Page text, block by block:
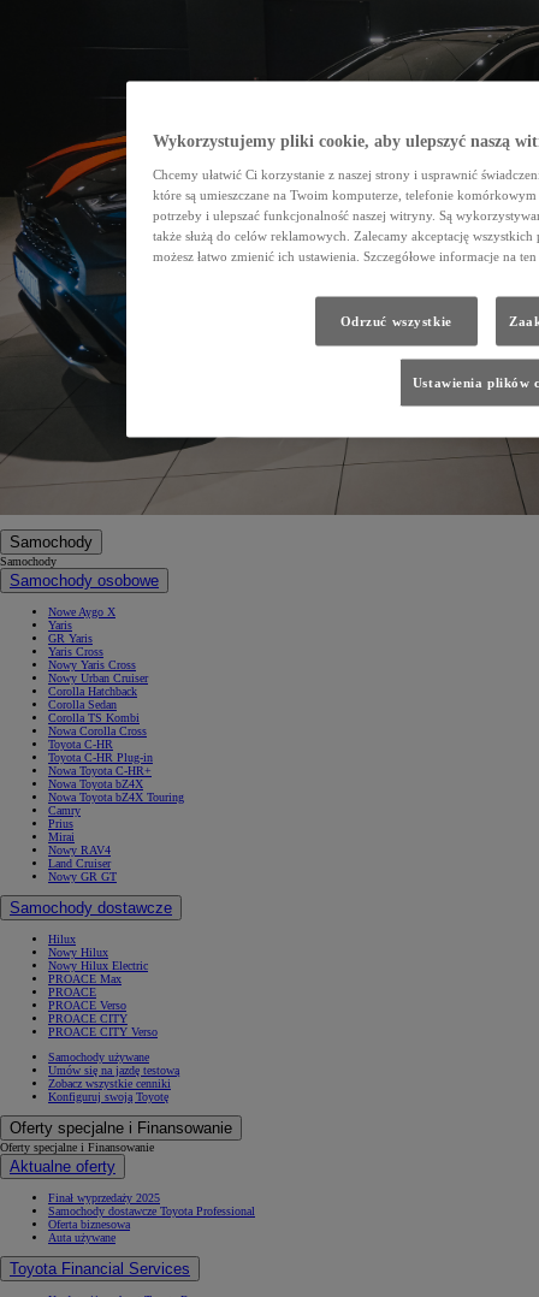
Samochody
Samochody
Samochody osobowe
Nowe Aygo X
Yaris
GR Yaris
Yaris Cross
Nowy Yaris Cross
Nowy Urban Cruiser
Corolla Hatchback
Corolla Sedan
Corolla TS Kombi
Nowa Corolla Cross
Toyota C-HR
Toyota C-HR Plug-in
Nowa Toyota C-HR+
Nowa Toyota bZ4X
Nowa Toyota bZ4X Touring
Camry
Prius
Mirai
Nowy RAV4
Land Cruiser
Nowy GR GT
Samochody dostawcze
Hilux
Nowy Hilux
Nowy Hilux Electric
PROACE Max
PROACE
PROACE Verso
PROACE CITY
PROACE CITY Verso
Samochody używane
Umów się na jazdę testową
Zobacz wszystkie cenniki
Konfiguruj swoją Toyotę
Oferty specjalne i Finansowanie
Oferty specjalne i Finansowanie
Aktualne oferty
Finał wyprzedaży 2025
Samochody dostawcze Toyota Professional
Oferta biznesowa
Auta używane
Toyota Financial Services
Wykorzystujemy pliki cookie, aby ulepszyć naszą
Chcemy ułatwić Ci korzystanie z naszej strony i usprawnić
które są umieszczane na Twoim komputerze, telefonie
potrzeby i ulepszać funkcjonalność naszej witryny. Są
także służą do celów reklamowych. Zalecamy akceptację
możesz łatwo zmienić ich ustawienia. Szczegółowe informacje na
Odrzuć wszystkie
Ustawienia plików